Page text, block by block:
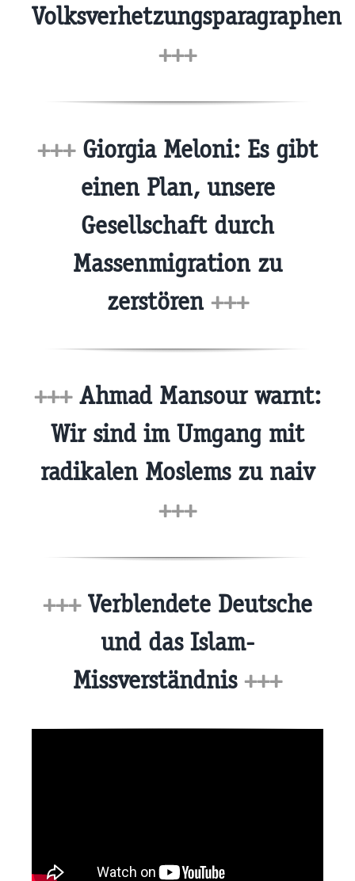
Volksverhetzungsparagraphen
+++
+++Giorgia Meloni: Es gibt
einen Plan, unsere
Gesellschaft durch
Massenmigration zu
zerstören +++
+++Ahmad Mansour warnt:
Wir sind im Umgang mit
radikalen Moslems zu naiv
+++
+++Verblendete Deutsche
und das Islam-
Missverständnis +++